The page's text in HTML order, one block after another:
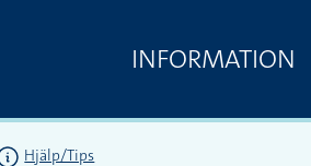
INFORMATION
Hjälp/Tips